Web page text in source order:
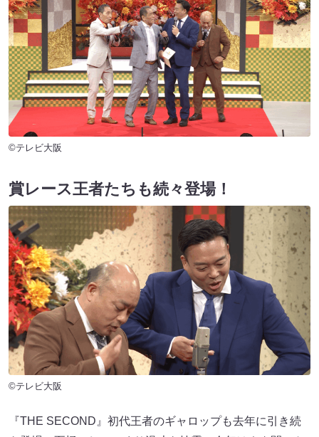
©テレビ大阪
賞レース王者たちも続々登場！
©テレビ大阪
『THE SECOND』初代王者のギャロップも去年に引き続